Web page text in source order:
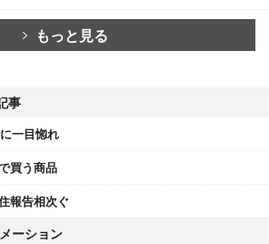
もっと見る
事
一目惚れ
買う商品
報告相次ぐ
ーション